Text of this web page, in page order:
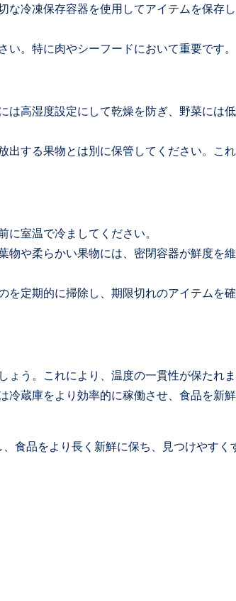
な冷凍保存容器を使用してアイテムを保存
。特に肉やシーフードにおいて重要です。
は高湿度設定にして乾燥を防ぎ、野菜には
出する果物とは別に保管してください。こ
室温で冷ましてください。
物や柔らかい果物には、密閉容器が鮮度を
を定期的に掃除し、期限切れのアイテムを
ょう。これにより、温度の一貫性が保たれ
冷蔵庫をより効率的に稼働させ、食品を新
食品をより長く新鮮に保ち、見つけやすく